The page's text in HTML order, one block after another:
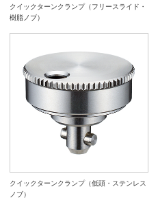
クイックターンクランプ（フリースライド・
樹脂ノブ）
クイックターンクランプ（低頭・ステンレス
ノブ）